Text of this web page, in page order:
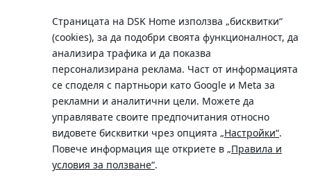
Страницата на DSK Home използва „бисквитки“
(cookies), за да подобри своята функционалност, да
анализира трафика и да показва
персонализирана реклама. Част от информацията
се споделя с партньори като Google и Meta за
рекламни и аналитични цели. Можете да
управлявате своите предпочитания относно
видовете бисквитки чрез опцията „Настройки“.
Повече информация ще откриете в „Правила и
условия за ползване“.
Телефон:
0700 10 375 / *2375
Московска No.19 / ул. Г. Бенковски No. 5, София 1036
SWIFT/BIC: